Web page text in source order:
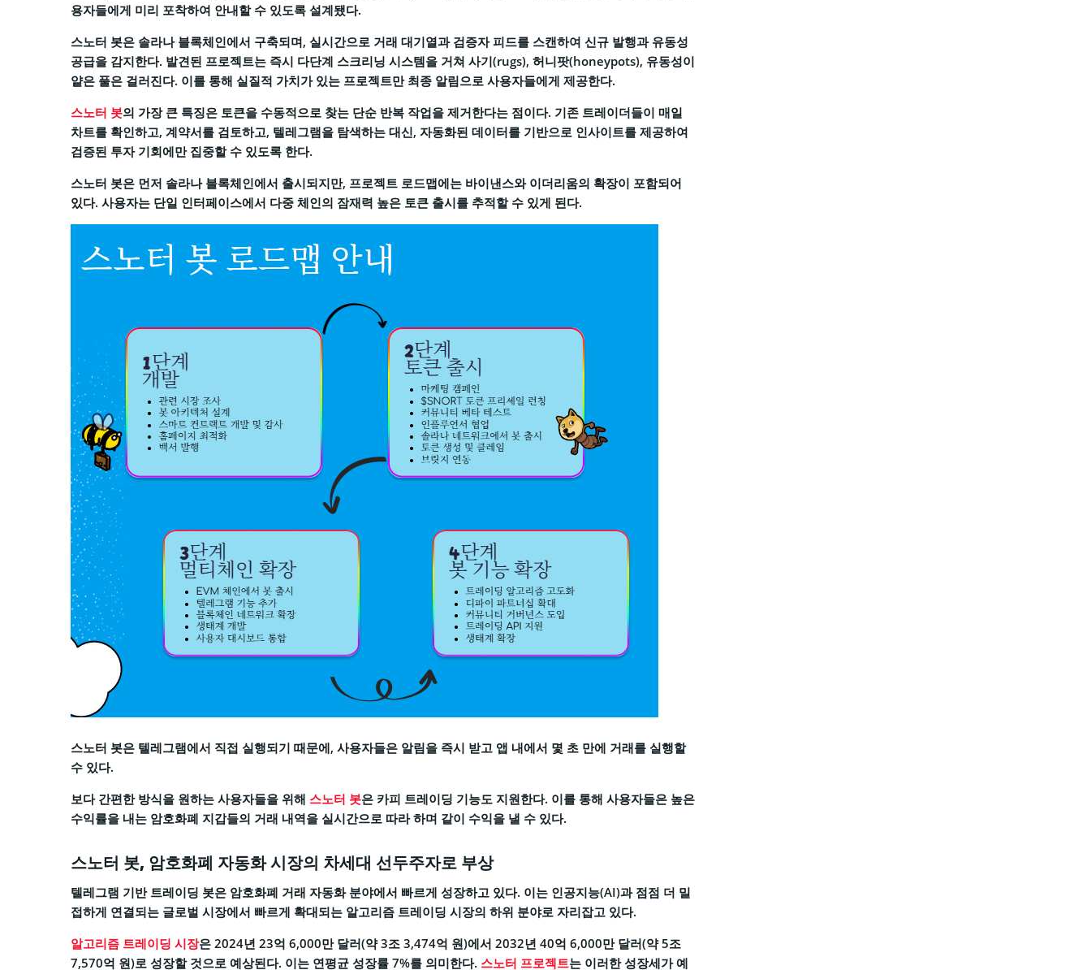
용자들에게 미리 포착하여 안내할 수 있도록 설계됐다.
스노터 봇은 솔라나 블록체인에서 구축되며, 실시간으로 거래 대기열과 검증자 피드를 스캔하여 신규 발행과 유동성
공급을 감지한다. 발견된 프로젝트는 즉시 다단계 스크리닝 시스템을 거쳐 사기(rugs), 허니팟(honeypots), 유동성이
얕은 풀은 걸러진다. 이를 통해 실질적 가치가 있는 프로젝트만 최종 알림으로 사용자들에게 제공한다.
스노터 봇의 가장 큰 특징은 토큰을 수동적으로 찾는 단순 반복 작업을 제거한다는 점이다. 기존 트레이더들이 매일
차트를 확인하고, 계약서를 검토하고, 텔레그램을 탐색하는 대신, 자동화된 데이터를 기반으로 인사이트를 제공하여
검증된 투자 기회에만 집중할 수 있도록 한다.
스노터 봇은 먼저 솔라나 블록체인에서 출시되지만, 프로젝트 로드맵에는 바이낸스와 이더리움의 확장이 포함되어
있다. 사용자는 단일 인터페이스에서 다중 체인의 잠재력 높은 토큰 출시를 추적할 수 있게 된다.
스노터 봇은 텔레그램에서 직접 실행되기 때문에, 사용자들은 알림을 즉시 받고 앱 내에서 몇 초 만에 거래를 실행할
수 있다.
보다 간편한 방식을 원하는 사용자들을 위해 스노터 봇은 카피 트레이딩 기능도 지원한다. 이를 통해 사용자들은 높은
수익률을 내는 암호화폐 지갑들의 거래 내역을 실시간으로 따라 하며 같이 수익을 낼 수 있다.
스노터 봇, 암호화폐 자동화 시장의 차세대 선두주자로 부상
텔레그램 기반 트레이딩 봇은 암호화폐 거래 자동화 분야에서 빠르게 성장하고 있다. 이는 인공지능(AI)과 점점 더 밀
접하게 연결되는 글로벌 시장에서 빠르게 확대되는 알고리즘 트레이딩 시장의 하위 분야로 자리잡고 있다.
알고리즘 트레이딩 시장은 2024년 23억 6,000만 달러(약 3조 3,474억 원)에서 2032년 40억 6,000만 달러(약 5조
7,570억 원)로 성장할 것으로 예상된다. 이는 연평균 성장률 7%를 의미한다. 스노터 프로젝트는 이러한 성장세가 예